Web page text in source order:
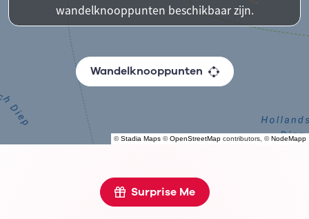
©Stadia Maps ©OpenStreetMap contributors, ©NodeMapp
wandelknooppunten beschikbaar zijn.
Wandelknooppunten
Surprise Me